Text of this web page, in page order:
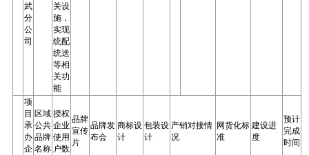
武
分
公
司
关设
施，
实现
统配
统送
等相
关功
能
项
目
承
办
企
区域
公共
品牌
名称
授权
企业
使用
户数
品牌
宣传
片
品牌发
布会
商标设
计
包装设
计
产销对接情
况
网货化标
准
建设进
度
预计
完成
时间